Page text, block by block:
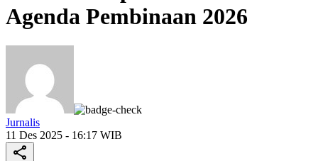
Agenda Pembinaan 2026
Jurnalis
11 Des 2025 - 16:17 WIB